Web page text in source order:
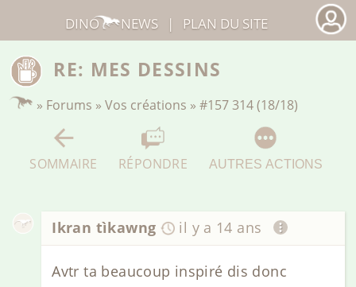
RE: MES DESSINS
» Forums »Vos créations »#157 314 (18/18)
SOMMAIRE RÉPONDRE AUTRES ACTIONS
Ikran tìkawng il y a 14 ans
Avtr ta beaucoup inspiré dis donc
DINO NEWS | PLAN DU SITE